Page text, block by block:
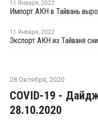
11 Января, 2022
Импорт АКН в Тайвань
11 Января, 2022
Экспорт АКН из Тайваня
28 Октября, 2020
COVID-19 -
28.10.2020